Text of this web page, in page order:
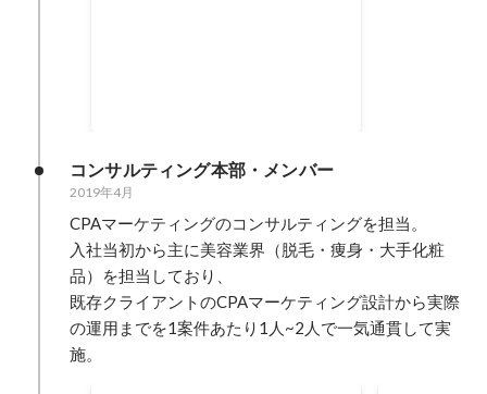
コンサルティング本部・メンバー
2019年4月
CPAマーケティングのコンサルティングを担当。
入社当初から主に美容業界（脱毛・痩身・大手化粧
品）を担当しており、
既存クライアントのCPAマーケティング設計から実際
の運用までを1案件あたり1人~2人で一気通貫して実
施。